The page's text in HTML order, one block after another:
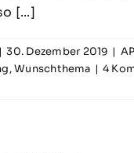
[...]
| 30. Dezember 2019 |
,Wunschthema | 4